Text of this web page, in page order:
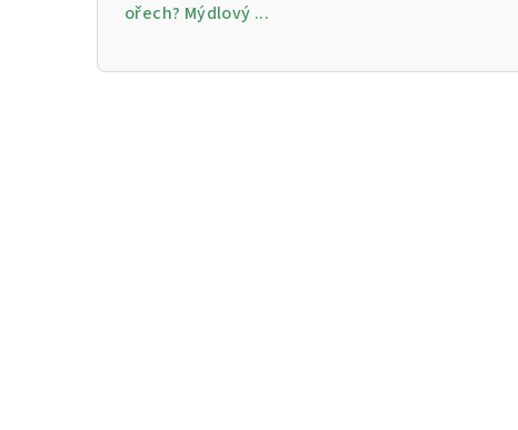
ořech? Mýdlový ...